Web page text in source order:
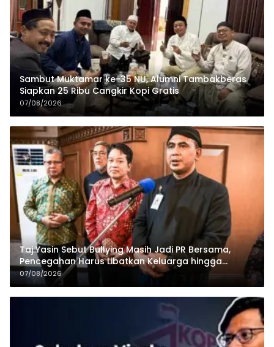
Sambut Muktamar ke-35 NU, Alumni Tambakberas
Siapkan 25 Ribu Cangkir Kopi Gratis
07/08/2026
Taj Yasin Sebut Bullying Masih Jadi PR Bersama,
Pencegahan Harus Libatkan Keluarga hingga
Pesantren
07/08/2026